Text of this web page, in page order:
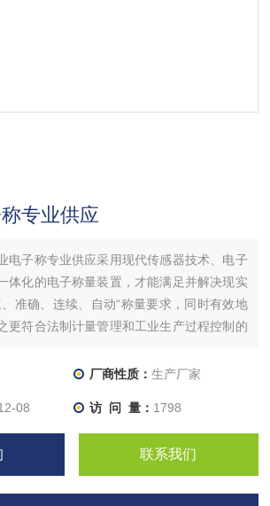
专业供应
电子称专业供应采用现代传感器技术、电子
体化的电子称量装置，才能满足并解决现实
准确、连续、自动“称量要求，同时有效地
更符合法制计量管理和工业生产过程控制的
厂商性质： 生产厂家
08 访 问 量： 1798
联系我们